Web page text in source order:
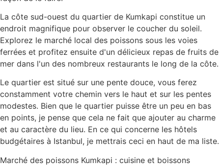
La côte sud-ouest du quartier de Kumkapi constitue un
endroit magnifique pour observer le coucher du soleil.
Explorez le marché local des poissons sous les voies
ferrées et profitez ensuite d'un délicieux repas de fruits de
mer dans l'un des nombreux restaurants le long de la côte.
Le quartier est situé sur une pente douce, vous ferez
constamment votre chemin vers le haut et sur les pentes
modestes. Bien que le quartier puisse être un peu en bas
en points, je pense que cela ne fait que ajouter au charme
et au caractère du lieu. En ce qui concerne les hôtels
budgétaires à Istanbul, je mettrais ceci en haut de ma liste.
Marché des poissons Kumkapi : cuisine et boissons